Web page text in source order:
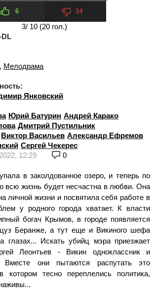
6 14
3/ 10 (20 гол.)
DL
, Мелодрама
Янковский
Юрий Батурин Андрей Карако
Дмитрий Пустильник
Виктор Васильев Александр Ефремов
Сергей Чекерес
12:29 0
в заколдованное озеро, и теперь по
всю жизнь будет несчастна в любви. Она
личной жизни и посвятила себя работе в
у родного города хватает. К власти
богач Крымов, в городе появляется
Беранже, а тут еще и Викиного шефа
глазах... Искать убийц мэра приезжает
Леонтьев - Викин одноклассник и
Вместе они пытаются распутать это
котором тесно переплелись политика,